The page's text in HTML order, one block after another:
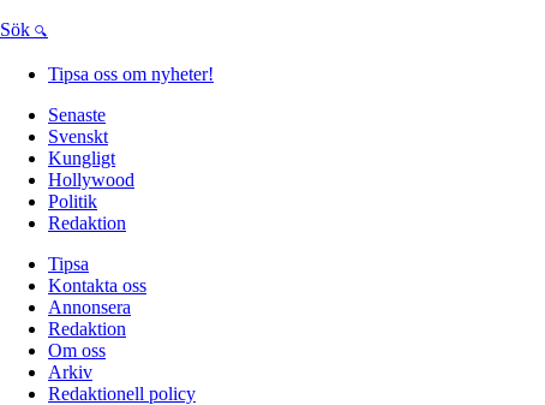
Sök
Tipsa oss om nyheter!
Senaste
Svenskt
Kungligt
Hollywood
Politik
Redaktion
Tipsa
Kontakta oss
Annonsera
Redaktion
Om oss
Arkiv
Redaktionell policy